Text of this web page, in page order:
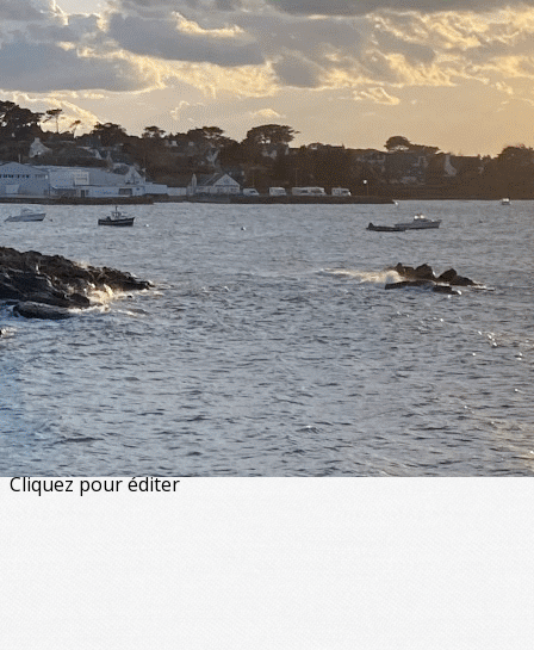
Exporter les lignes sélectionnées
Exporter toutes les colonnes
Exporter uniquement les colonnes affichées
Menu
<
>
Artistiques - Musique & danse
Artisanales
De loisirs
Physiques et corporelles
Enfants et adolescents
?>
Images de la page d'accueil
Cliquez pour éditer